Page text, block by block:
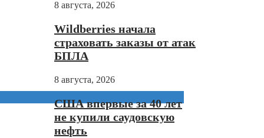
8 августа, 2026
Wildberries начала
страховать заказы от атак
БПЛА
8 августа, 2026
США впервые за 40 лет
не купили саудовскую
нефть